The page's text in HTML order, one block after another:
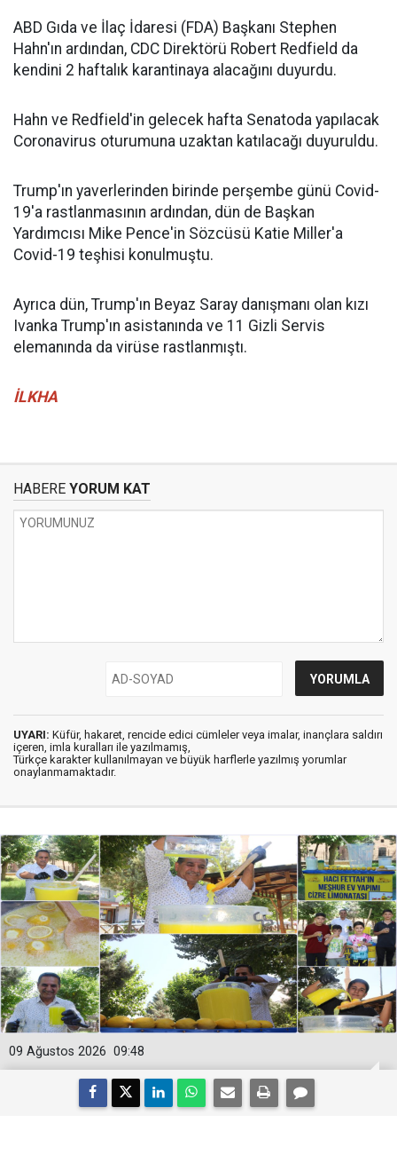
ABD Gıda ve İlaç İdaresi (FDA) Başkanı Stephen
Hahn'ın ardından, CDC Direktörü Robert Redfield da
kendini 2 haftalık karantinaya alacağını duyurdu.
Hahn ve Redfield'in gelecek hafta Senatoda yapılacak
Coronavirus oturumuna uzaktan katılacağı duyuruldu.
Trump'ın yaverlerinden birinde perşembe günü Covid-
19'a rastlanmasının ardından, dün de Başkan
Yardımcısı Mike Pence'in Sözcüsü Katie Miller'a
Covid-19 teşhisi konulmuştu.
Ayrıca dün, Trump'ın Beyaz Saray danışmanı olan kızı
Ivanka Trump'ın asistanında ve 11 Gizli Servis
elemanında da virüse rastlanmıştı.
İLKHA
HABERE YORUM KAT
UYARI: Küfür, hakaret, rencide edici cümleler veya imalar, inançlara saldırı
içeren, imla kuralları ile yazılmamış,
Türkçe karakter kullanılmayan ve büyük harflerle yazılmış yorumlar
onaylanmamaktadır.
09:48
09 Ağustos 2026